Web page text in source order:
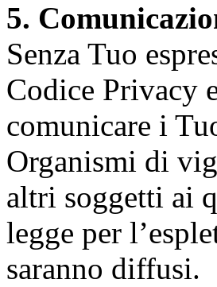
5.
Senza Tuo
Codice Privacy
comunicare i
Organismi di
altri soggetti ai
legge per
saranno diffusi.